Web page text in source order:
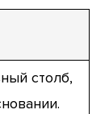
столб,